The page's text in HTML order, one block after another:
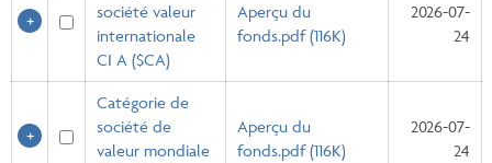
société valeur
internationale
CI A ($CA)
Aperçu du
fonds.pdf (116K)
2026-07-
24
Catégorie de
société de
valeur mondiale
Aperçu du
fonds.pdf (116K)
2026-07-
24